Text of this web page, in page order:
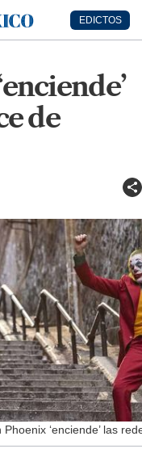
EDICTOS
de
‘enciende’ las